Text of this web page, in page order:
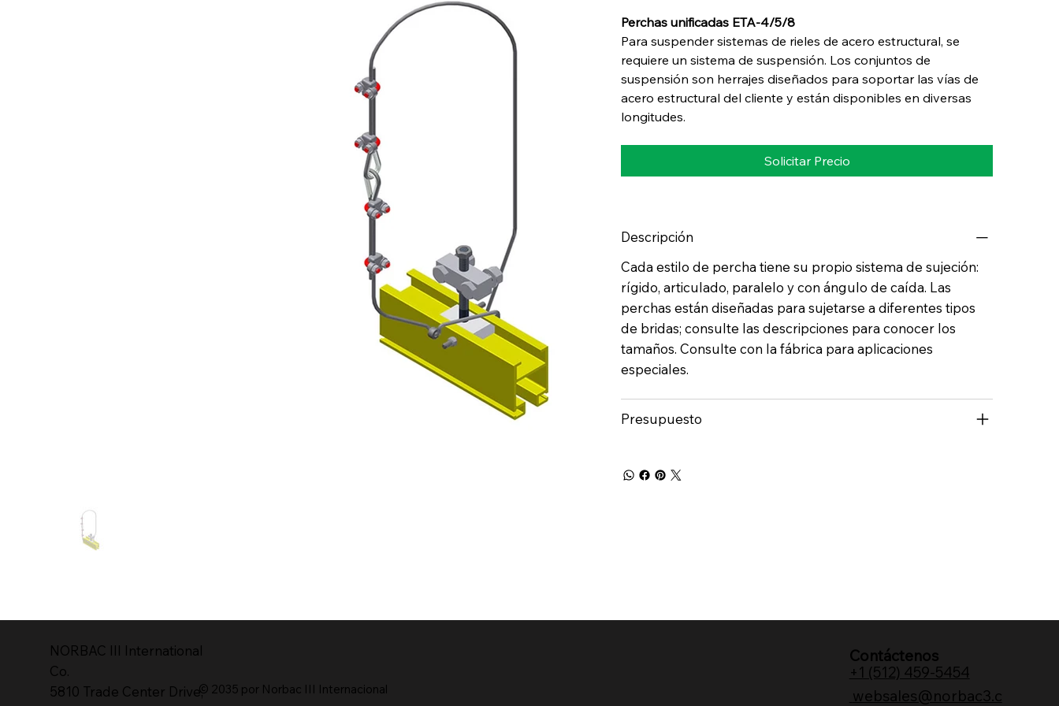
Perchas unificadas ETA-4/5/8
Para suspender sistemas de rieles de acero estructural, se
requiere un sistema de suspensión. Los conjuntos de
suspensión son herrajes diseñados para soportar las vías de
acero estructural del cliente y están disponibles en diversas
longitudes.
Solicitar Precio
Descripción
Cada estilo de percha tiene su propio sistema de sujeción:
rígido, articulado, paralelo y con ángulo de caída. Las
perchas están diseñadas para sujetarse a diferentes tipos
de bridas; consulte las descripciones para conocer los
tamaños. Consulte con la fábrica para aplicaciones
especiales.
Presupuesto
NORBAC lll International
Co.
5810 Trade Center Drive,© 2035 por Norbac III Internacional
Contáctenos
+1 (512) 459-5454
websales@norbac3.c